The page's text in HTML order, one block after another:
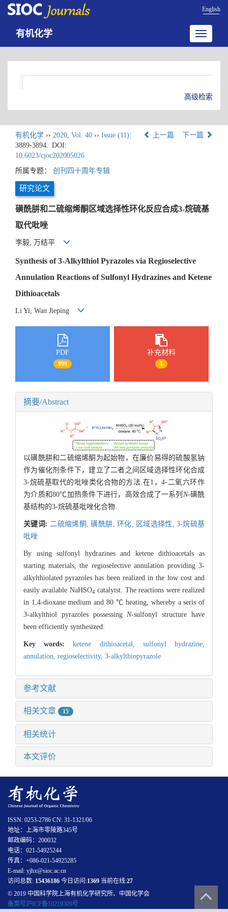
English
Toggle
有机化学
高级检索
有机化学 ›› 2020, Vol. 40 ›› Issue (11):
3889-3894. DOI:
10.6023/cjoc202005026
上一篇 下一篇
所属专题： 创刊四十周年专辑
研究论文
磺酰肼和二硫缩烯酮区域选择性环化反应合成3-烷硫基
取代吡唑
李毅, 万结平
Synthesis of 3-Alkylthiol Pyrazoles via Regioselective
Annulation Reactions of Sulfonyl Hydrazines and Ketene
Dithioacetals
Li Yi, Wan Jieping
PDF
999
补充材料
1
摘要/Abstract
以磺酰肼和二硫缩烯酮为起始物，在廉价易得的硫酸氢钠
作为催化剂条件下，建立了二者之间区域选择性环化合成
3-烷硫基取代的吡唑类化合物的方法.在1，4-二氧六环作
为介质和80℃加热条件下进行，高效合成了一系列 N-磺酰
基结构的3-烷硫基吡唑化合物.
关键词:二硫缩烯酮,磺酰肼, 环化, 区域选择性, 3-烷硫基
吡唑
By using sulfonyl hydrazines and ketene dithioacetals as
starting materials, the regioselective annulation providing 3-
alkylthiolated pyrazoles has been realized in the low cost and
easily available NaHSO4 catalytst. The reactions were realized
in 1,4-dioxane medium and 80 ℃ heating, whereby a seris of
3-alkylthiol pyrazoles possessingN-sulfonyl structure have
been efficiently synthesized.
Key words:ketene dithioacetal, sulfonyl hydrazine,
annulation, regioselectivity, 3-alkylthiopyrazole
参考文献
相关文章 15
相关统计
本文评价
ISSN: 0253-2786 CN: 31-1321/06
地址：上海市零陵路345号
邮政编码：200032
电话：021-54925244
传真：+086-021-54925285
E-mail: yjhx@sioc.ac.cn
访问总数: 15436186 今日访问:1369 当前在线:27
© 2019 中国科学院上海有机化学研究所、中国化学会
备案号沪ICP备10219309号